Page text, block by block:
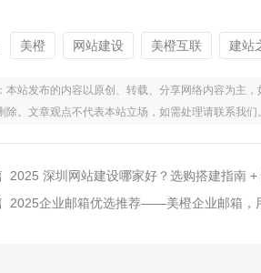
美橙 网站建设 美橙互联 建站
本站发布的内容以原创、转载、分享网络内容为主
除。文章观点不代表本站立场，如需处理请联系我们。
2025 深圳网站建设哪家好？选购搭建指南 +
2025企业邮箱优选推荐——美橙企业邮箱，